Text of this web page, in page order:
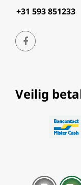
+31 593 851233
Veilig